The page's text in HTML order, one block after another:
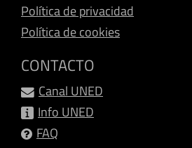
Política de privacidad
Política de cookies
CONTACTO
Canal UNED
Info UNED
FAQ